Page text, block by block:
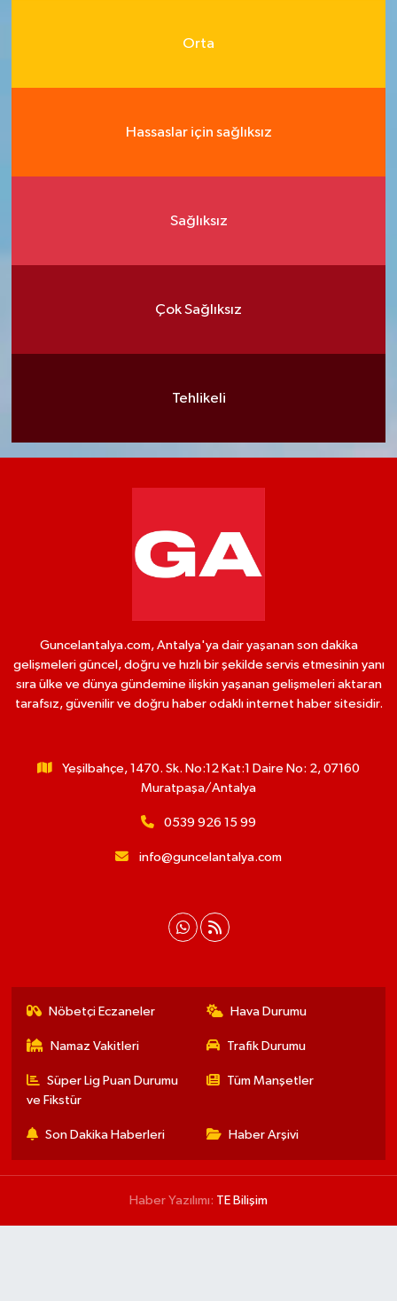
Orta
Hassaslar için sağlıksız
Sağlıksız
Çok Sağlıksız
Tehlikeli
Guncelantalya.com, Antalya'ya dair yaşanan son dakika
gelişmeleri güncel, doğru ve hızlı bir şekilde servis etmesinin yanı
sıra ülke ve dünya gündemine ilişkin yaşanan gelişmeleri aktaran
tarafsız, güvenilir ve doğru haber odaklı internet haber sitesidir.
Yeşilbahçe, 1470. Sk. No:12 Kat:1 Daire No: 2, 07160
Muratpaşa/Antalya
0539 926 15 99
info@guncelantalya.com
Nöbetçi Eczaneler Hava Durumu
Namaz Vakitleri Trafik Durumu
Süper Lig Puan Durumu
ve Fikstür
Tüm Manşetler
Son Dakika Haberleri Haber Arşivi
Haber Yazılımı: TE Bilişim